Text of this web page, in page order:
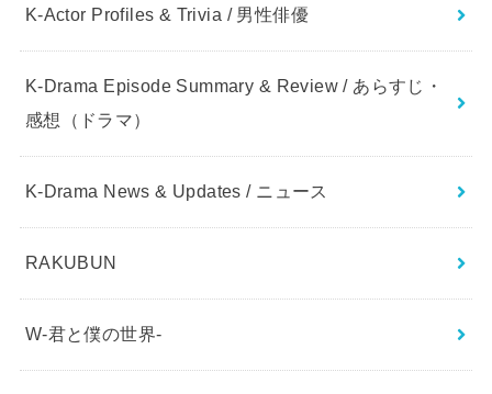
K-Actor Profiles & Trivia / 男性俳優
K-Drama Episode Summary & Review / あらすじ・
感想（ドラマ）
K-Drama News & Updates / ニュース
RAKUBUN
W-君と僕の世界-